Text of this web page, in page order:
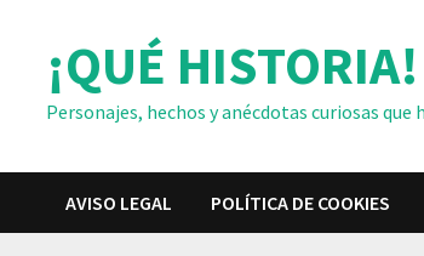
contenido¡QUÉ HISTORIA!
Personajes, hechos y anécdotas curiosas
AVISO LEGAL POLÍTICA DE COOKIES